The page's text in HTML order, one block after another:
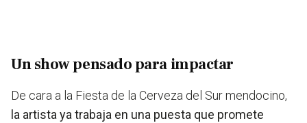
Un show pensado para impactar
De cara a la Fiesta de la Cerveza del Sur mendocino,
la artista ya trabaja en una puesta que promete